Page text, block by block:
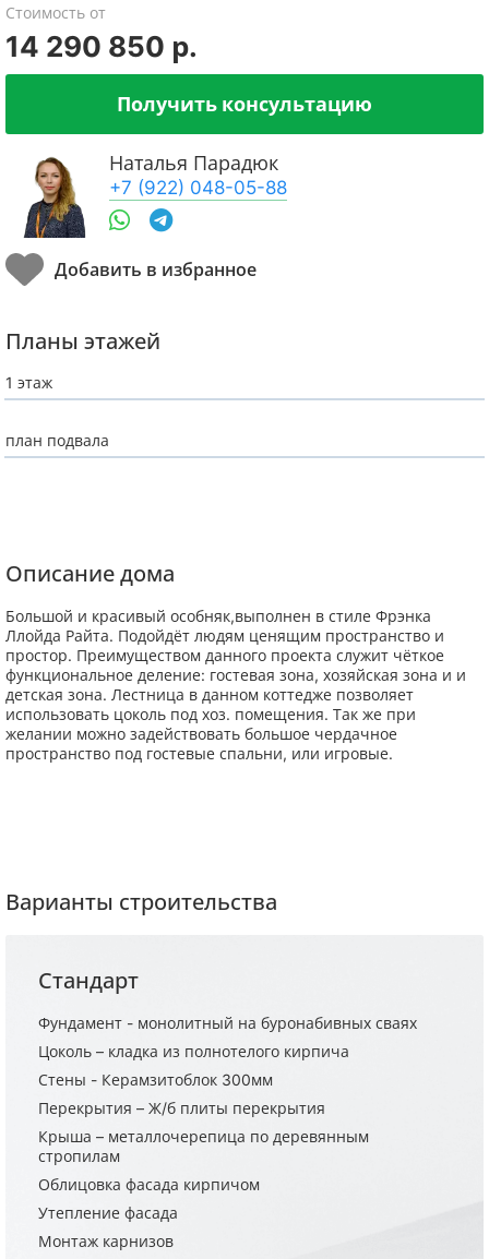
Стоимость от
14 290 850 р.
Получить консультацию
Наталья Парадюк
+7 (922) 048-05-88
Планы этажей
1 этаж
план подвала
Описание дома
Большой и красивый особняк,выполнен в стиле Фрэнка
Ллойда Райта. Подойдёт людям ценящим пространство и
простор. Преимуществом данного проекта служит чёткое
функциональное деление: гостевая зона, хозяйская зона и и
детская зона. Лестница в данном коттедже позволяет
использовать цоколь под хоз. помещения. Так же при
желании можно задействовать большое чердачное
пространство под гостевые спальни, или игровые.
Варианты строительства
Стандарт
Фундамент - монолитный на буронабивных сваях
Цоколь – кладка из полнотелого кирпича
Стены - Керамзитоблок 300мм
Перекрытия – Ж/б плиты перекрытия
Крыша – металлочерепица по деревянным
стропилам
Облицовка фасада кирпичом
Утепление фасада
Монтаж карнизов